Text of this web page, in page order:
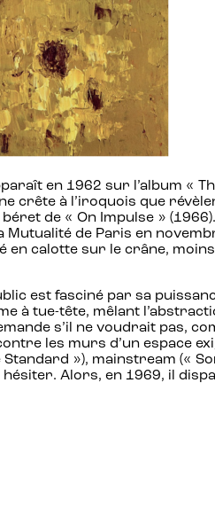
en 1962 sur l’album «
crête à l’iroquois que
de « On Impulse »
de Paris en
en calotte sur le crâne,
est fasciné par sa
à tue-tête, mêlant
s’il ne voudrait pas,
les murs d’un espace
»), mainstream («
hésiter. Alors, en 1969, il